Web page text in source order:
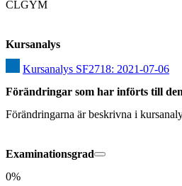
CLGYM
Kursanalys
Kursanalys SF2718: 2021-07-06
Förändringar som har införts till
Förändringarna är beskrivna i
Examinationsgrad
0%